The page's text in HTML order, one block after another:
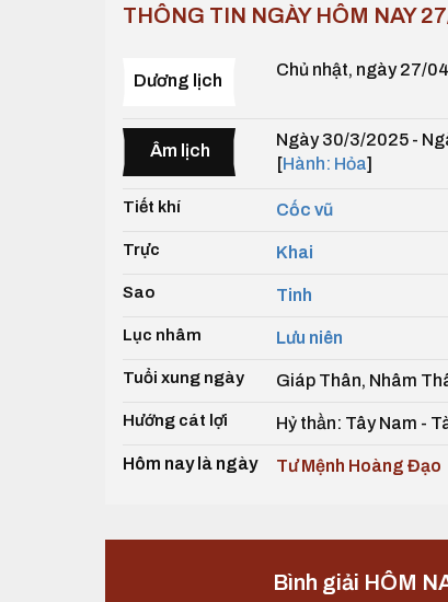
THÔNG TIN NGÀY HÔM NAY
Dương lịch
Chủ nhật, ngày 27/
Âm lịch
Ngày 30/3/2025 -
[Hành: Hỏa]
Tiết khí Cốc vũ
Trực Khai
Sao Tinh
Lục nhâm Lưu niên
Tuổi xung ngày Giáp Thân, Nhâm
Hướng cát lợi Hỷ thần: Tây Nam -
Hôm nay là ngày Tư Mệnh Hoàng Đạo
Bình giải HÔM